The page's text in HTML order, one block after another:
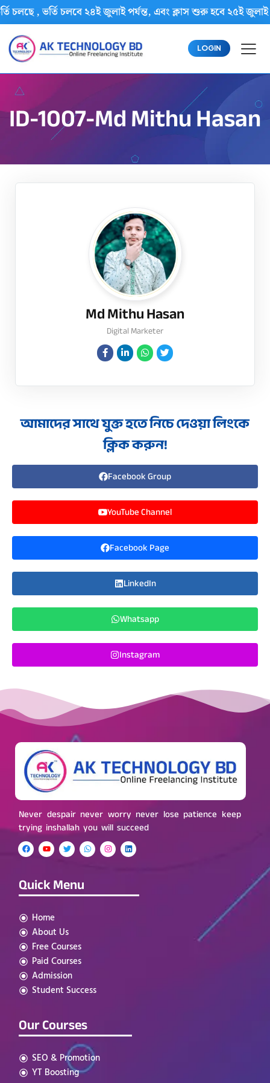
চলছে , ভর্তি চলবে ২৪ই জুলাই পর্যন্ত, এবং ক্লাস শুরু হবে ২৫ই
LOGIN
ID-1007-Md Mithu Hasan
Md Mithu Hasan
Digital Marketer
আমাদের সাথে যুক্ত হতে নিচে দেওয়া লিংকে
ক্লিক করুন!
Facebook Group
YouTube Channel
Facebook Page
LinkedIn
Whatsapp
Instagram
Never despair never worry never lose patience keep
trying inshallah you will succeed
Quick Menu
Home
About Us
Free Courses
Paid Courses
Admission
Student Success
Our Courses
SEO & Promotion
YT Boosting